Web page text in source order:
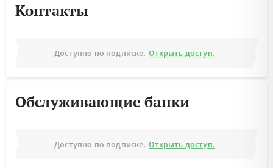
Контакты
Доступно по подписке. Открыть доступ.
Обслуживающие банки
Доступно по подписке. Открыть доступ.